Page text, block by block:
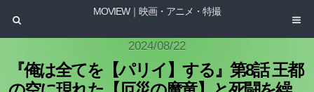
MOVIEW｜映画・アニメ・特撮
2024/08/22
『俺は全てを【パリイ】する』第8話 王都